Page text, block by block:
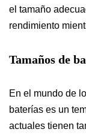
el tamaño
rendimiento
Tamaños de
En el mundo de
baterías es un
actuales tienen